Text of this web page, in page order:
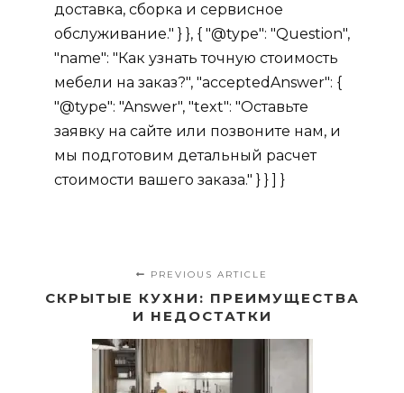
доставка, сборка и сервисное
обслуживание." } }, { "@type": "Question",
"name": "Как узнать точную стоимость
мебели на заказ?", "acceptedAnswer": {
"@type": "Answer", "text": "Оставьте
заявку на сайте или позвоните нам, и
мы подготовим детальный расчет
стоимости вашего заказа." } } ] }
PREVIOUS ARTICLE
СКРЫТЫЕ КУХНИ: ПРЕИМУЩЕСТВА
И НЕДОСТАТКИ